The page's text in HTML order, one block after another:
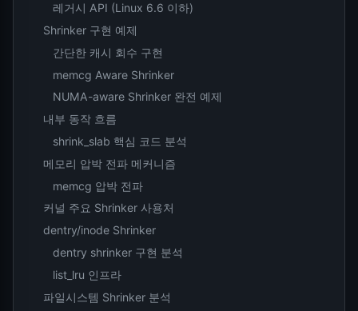
레거시 API (Linux 6.6 이하)
Shrinker 구현 예제
간단한 캐시 회수 구현
memcg Aware Shrinker
NUMA-aware Shrinker 완전 예제
내부 동작 흐름
shrink_slab 핵심 코드 분석
메모리 압박 전파 메커니즘
memcg 압박 전파
커널 주요 Shrinker 사용처
dentry/inode Shrinker
dentry shrinker 구현 분석
list_lru 인프라
파일시스템 Shrinker 분석